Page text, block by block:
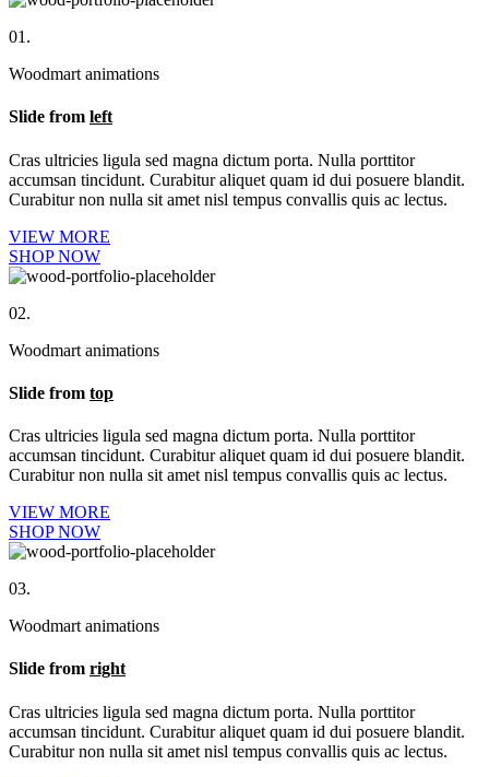
01.
Woodmart animations
Slide from left
Cras ultricies ligula sed magna dictum porta. Nulla porttitor
accumsan tincidunt. Curabitur aliquet quam id dui posuere blandit.
Curabitur non nulla sit amet nisl tempus convallis quis ac lectus.
VIEW MORE
SHOP NOW
02.
Woodmart animations
Slide from top
Cras ultricies ligula sed magna dictum porta. Nulla porttitor
accumsan tincidunt. Curabitur aliquet quam id dui posuere blandit.
Curabitur non nulla sit amet nisl tempus convallis quis ac lectus.
VIEW MORE
SHOP NOW
03.
Woodmart animations
Slide from right
Cras ultricies ligula sed magna dictum porta. Nulla porttitor
accumsan tincidunt. Curabitur aliquet quam id dui posuere blandit.
Curabitur non nulla sit amet nisl tempus convallis quis ac lectus.